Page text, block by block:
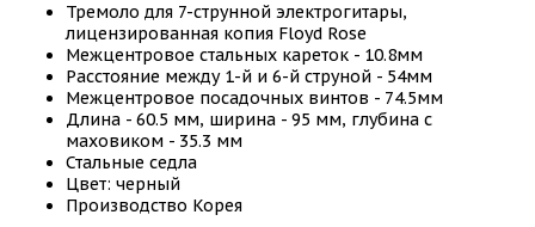
Тремоло для 7-струнной электрогитары,
лицензированная копия Floyd Rose
Межцентровое стальных кареток - 10.8мм
Расстояние между 1-й и 6-й струной - 54мм
Межцентровое посадочных винтов - 74.5мм
Длина - 60.5 мм, ширина - 95 мм, глубина с
маховиком - 35.3 мм
Стальные седла
Цвет: черный
Производство Корея